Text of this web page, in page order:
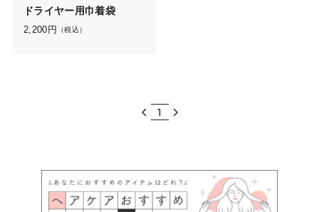
ドライヤー用巾着袋
2,200 円 （税込）
1